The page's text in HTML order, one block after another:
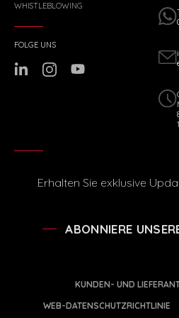
WHISTLEBLOWING
FOLGE UNS
Erhalten Sie exklusive
ABONNIERE
KUNDEN- UND
WEB-DATENSCHUTZRICHTLINIE